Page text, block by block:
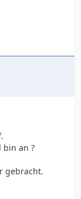
bin an ?
gebracht.